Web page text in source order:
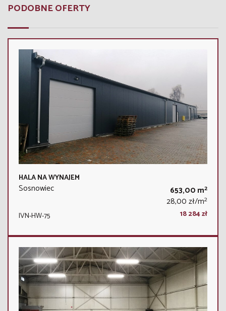
PODOBNE OFERTY
HALA NA WYNAJEM
Sosnowiec 653,00 m2
28,00 zł/m2
IVN-HW-75 18 284 zł